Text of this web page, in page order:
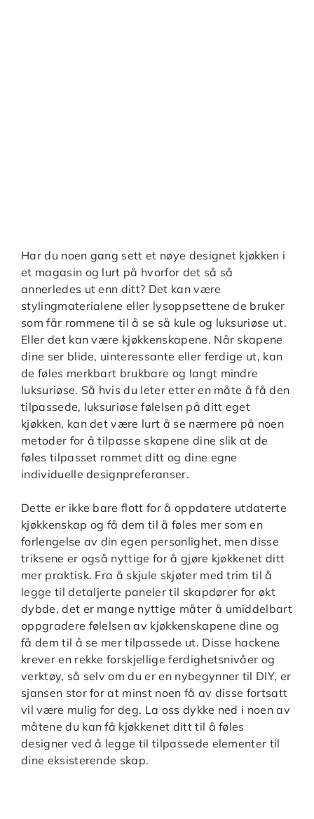
Har du noen gang sett et nøye designet kjøkken i
et magasin og lurt på hvorfor det så så
annerledes ut enn ditt? Det kan være
stylingmaterialene eller lysoppsettene de bruker
som får rommene til å se så kule og luksuriøse ut.
Eller det kan være kjøkkenskapene. Når skapene
dine ser blide, uinteressante eller ferdige ut, kan
de føles merkbart brukbare og langt mindre
luksuriøse. Så hvis du leter etter en måte å få den
tilpassede, luksuriøse følelsen på ditt eget
kjøkken, kan det være lurt å se nærmere på noen
metoder for å tilpasse skapene dine slik at de
føles tilpasset rommet ditt og dine egne
individuelle designpreferanser.
Dette er ikke bare flott for å oppdatere utdaterte
kjøkkenskap og få dem til å føles mer som en
forlengelse av din egen personlighet, men disse
triksene er også nyttige for å gjøre kjøkkenet ditt
mer praktisk. Fra å skjule skjøter med trim til å
legge til detaljerte paneler til skapdører for økt
dybde, det er mange nyttige måter å umiddelbart
oppgradere følelsen av kjøkkenskapene dine og
få dem til å se mer tilpassede ut. Disse hackene
krever en rekke forskjellige ferdighetsnivåer og
verktøy, så selv om du er en nybegynner til DIY, er
sjansen stor for at minst noen få av disse fortsatt
vil være mulig for deg. La oss dykke ned i noen av
måtene du kan få kjøkkenet ditt til å føles
designer ved å legge til tilpassede elementer til
dine eksisterende skap.